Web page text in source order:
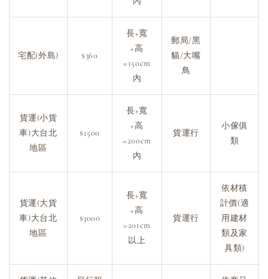
宅配(外島) $360
長+寬
+高
=150cm
內
郵局/黑
貓/大嘴
鳥
貨運(小貨
車)大台北
地區
$1500
長+寬
+高
=200cm
內
貨運行
小傢俱
類
貨運(大貨
車)大台北
地區
$3000
長+寬
+高
=201cm
以上
貨運行
依材積
計價(適
用建材
類及家
具類)